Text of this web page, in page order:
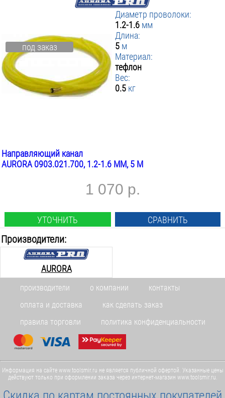
под заказ
Диаметр проволоки:
1.2-1.6 мм
Длина:
5 м
Материал:
тефлон
Вес:
0.5 кг
Направляющий канал
AURORA 0903.021.700, 1.2-1.6 ММ, 5 М
1 070 р.
УТОЧНИТЬ СРАВНИТЬ
Производители:
AURORA
производители о компании
контакты
оплата и доставка
как сделать заказ
правила торговли
политика конфиденциальности
Информация на сайте www.toolsmir.ru не является публичной офертой. Указанные цены
действуют только при оформлении заказа через интернет-магазин www.toolsmir.ru.